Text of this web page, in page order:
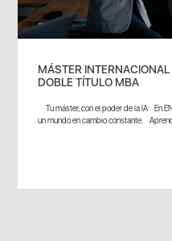
MÁSTER
DOBLE TÍTULO MBA
Tu máster, con el poder de la IA En
un mundo en cambio constante.